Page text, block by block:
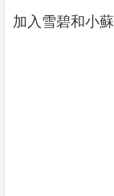
加入雪碧和小